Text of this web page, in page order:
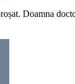
Doamna